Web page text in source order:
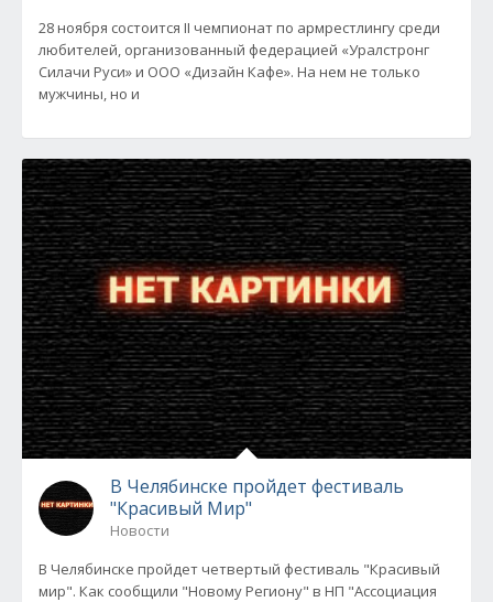
28 ноября состоится II чемпионат по армрестлингу среди
любителей, организованный федерацией «Уралстронг
Силачи Руси» и ООО «Дизайн Кафе». На нем не только
мужчины, но и
В Челябинске пройдет фестиваль
"Красивый Мир"
Новости
В Челябинске пройдет четвертый фестиваль "Красивый
мир". Как сообщили "Новому Региону" в НП "Ассоциация